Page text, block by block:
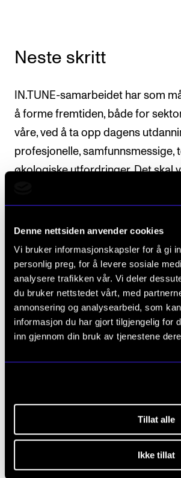
Denne nettsiden anvender cookies
Vi bruker informasjonskapsler for å gi
personlig preg, for å levere sosiale
analysere trafikken vår. Vi deler
du bruker nettstedet vårt, med
annonsering og analysearbeid, som
informasjon du har gjort tilgjengelig for
inn gjennom din bruk av tjenestene
Tillat alle
Ikke tillat
Neste skritt
IN.TUNE-samarbeidet har som
å forme fremtiden, både for
våre, ved å ta opp dagens
profesjonelle, samfunnsmessige,
økologiske utfordringer. Det skal
et fremtidsrettet institusjonelt
og ansatte mulighet til å
sitt kreative arbeid. De kommende
partnerinstitusjonene jobbe med
rammeverket rundt
institusjon vil holde involverte og
oppdatert via
jevnlige
(intune-alliance.eu)
ECUI, Universitetet i Stavanger
Circle U, Universitetet i Oslo
ENHANCE, NTNU (partner)